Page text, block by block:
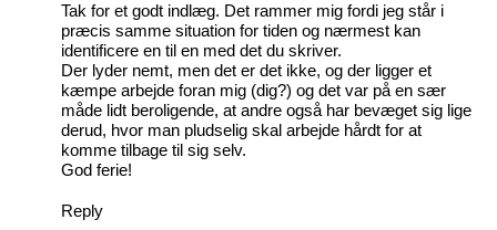
Tak for et godt indlæg. Det rammer mig fordi jeg står i
præcis samme situation for tiden og nærmest kan
identificere en til en med det du skriver.
Der lyder nemt, men det er det ikke, og der ligger et
kæmpe arbejde foran mig (dig?) og det var på en sær
måde lidt beroligende, at andre også har bevæget sig lige
derud, hvor man pludselig skal arbejde hårdt for at
komme tilbage til sig selv.
God ferie!
Reply